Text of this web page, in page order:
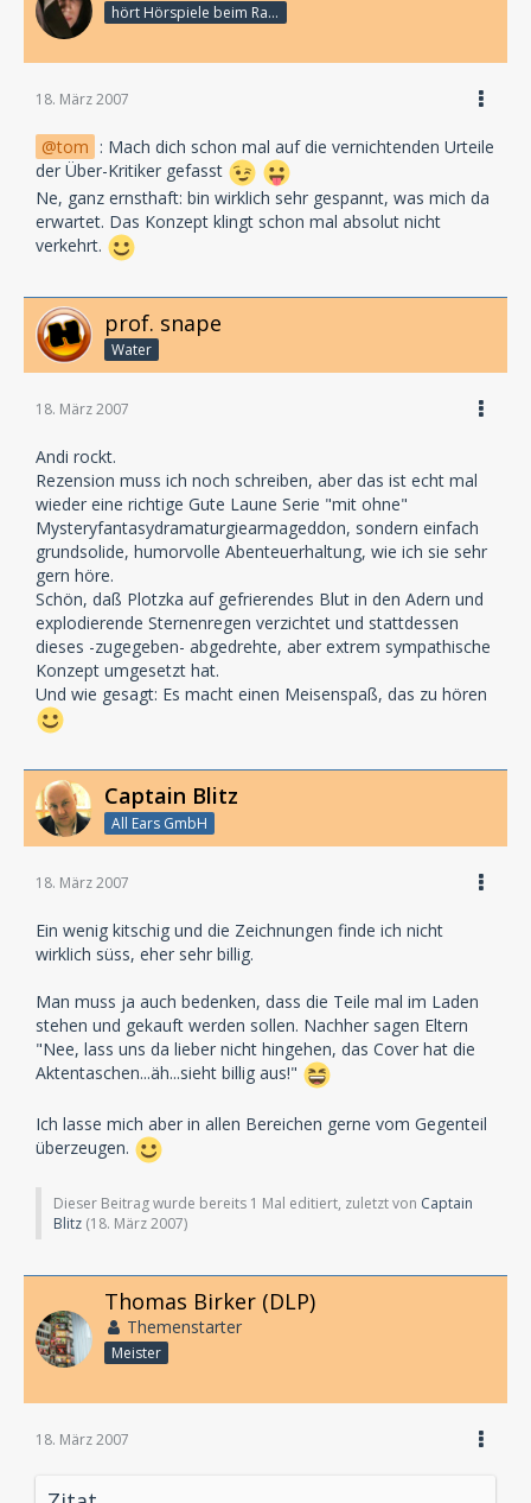
hört Hörspiele beim Rasenmähen
18. März 2007
tom : Mach dich schon mal auf die vernichtenden Urteile
der Über-Kritiker gefasst
Ne, ganz ernsthaft: bin wirklich sehr gespannt, was mich da
erwartet. Das Konzept klingt schon mal absolut nicht
verkehrt.
prof. snape
Water
18. März 2007
Andi rockt.
Rezension muss ich noch schreiben, aber das ist echt mal
wieder eine richtige Gute Laune Serie "mit ohne"
Mysteryfantasydramaturgiearmageddon, sondern einfach
grundsolide, humorvolle Abenteuerhaltung, wie ich sie sehr
gern höre.
Schön, daß Plotzka auf gefrierendes Blut in den Adern und
explodierende Sternenregen verzichtet und stattdessen
dieses -zugegeben- abgedrehte, aber extrem sympathische
Konzept umgesetzt hat.
Und wie gesagt: Es macht einen Meisenspaß, das zu hören
Captain Blitz
All Ears GmbH
18. März 2007
Ein wenig kitschig und die Zeichnungen finde ich nicht
wirklich süss, eher sehr billig.
Man muss ja auch bedenken, dass die Teile mal im Laden
stehen und gekauft werden sollen. Nachher sagen Eltern
"Nee, lass uns da lieber nicht hingehen, das Cover hat die
Aktentaschen...äh...sieht billig aus!"
Ich lasse mich aber in allen Bereichen gerne vom Gegenteil
überzeugen.
Dieser Beitrag wurde bereits 1 Mal editiert, zuletzt von Captain
Blitz (18. März 2007)
Thomas Birker (DLP)
Themenstarter
Meister
18. März 2007